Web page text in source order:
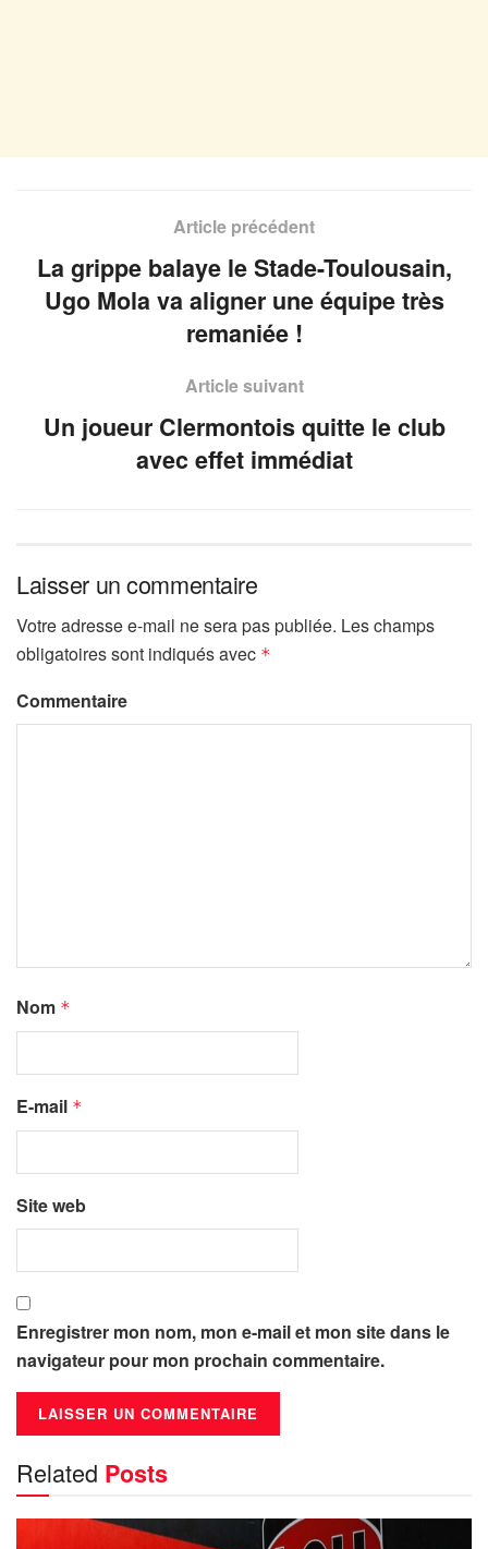
Article précédent
La grippe balaye le Stade-Toulousain,
Ugo Mola va aligner une équipe très
remaniée !
Article suivant
Un joueur Clermontois quitte le club
avec effet immédiat
Laisser un commentaire
Votre adresse e-mail ne sera pas publiée. Les champs
obligatoires sont indiqués avec *
Commentaire
Nom *
E-mail *
Site web
Enregistrer mon nom, mon e-mail et mon site dans le
navigateur pour mon prochain commentaire.
Related Posts